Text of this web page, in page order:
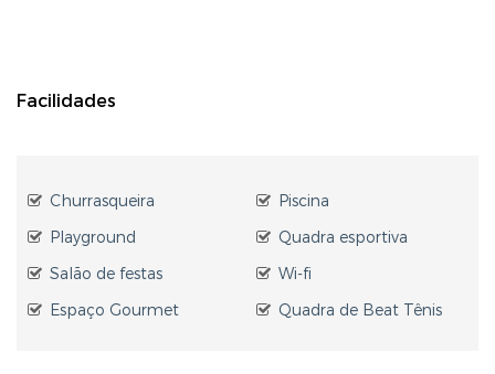
Facilidades
Churrasqueira
Piscina
Playground
Quadra esportiva
Salão de festas
Wi-fi
Espaço Gourmet
Quadra de Beat Tênis